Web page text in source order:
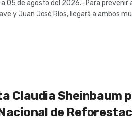
a 05 de agosto del 2026.- Para
y Juan José Ríos, llegará a ambos
Claudia Sheinbaum
de